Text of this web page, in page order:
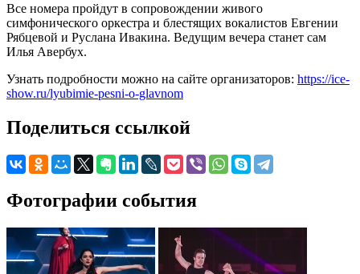
Все номера пройдут в сопровождении живого
симфонического оркестра и блестящих вокалистов Евгении
Рябцевой и Руслана Ивакина. Ведущим вечера станет сам
Илья Авербух.
Узнать подробности можно на сайте организаторов: https://ice-
show.ru/lyubimie-pesni-o-glavnom
Поделиться ссылкой
Фотографии события